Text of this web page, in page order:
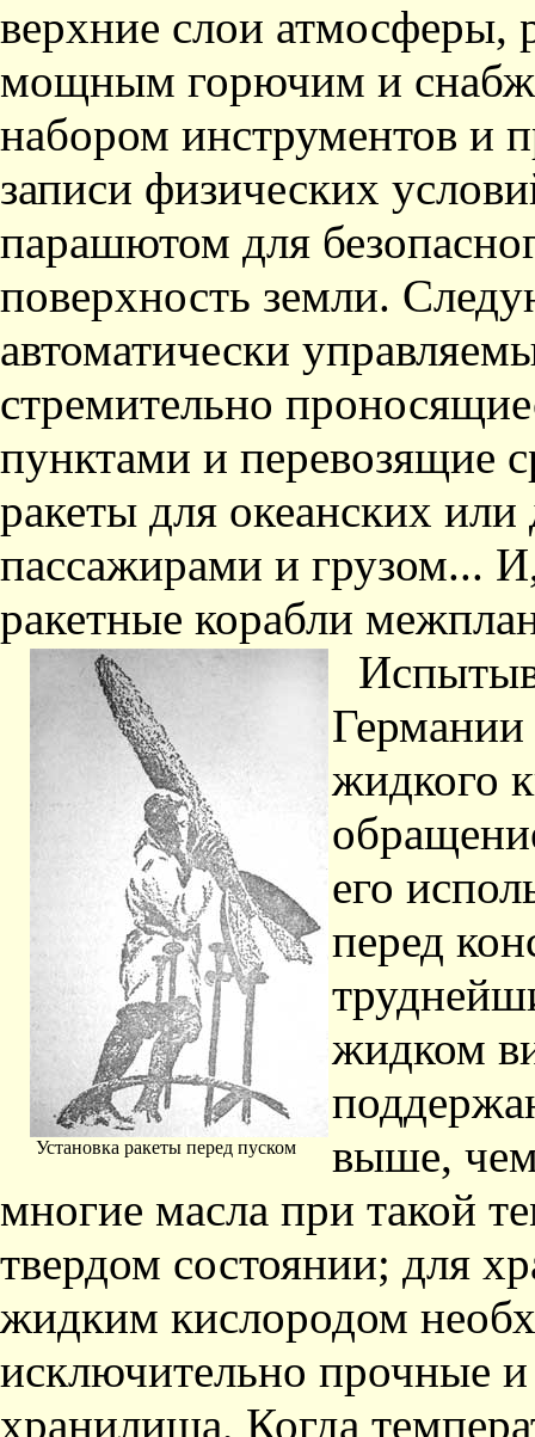
верхние слои атмосферы,
мощным горючим и
набором инструментов и
записи физических
парашютом для
поверхность земли.
автоматически
стремительно
пунктами и перевозящие
ракеты для океанских
пассажирами и грузом...
ракетные корабли
Установка ракеты перед пуском
Германии
жидкого
его
перед
жидком
выше,
многие масла при такой
твердом состоянии; для
жидким кислородом
исключительно прочные
хранилища, Когда